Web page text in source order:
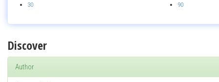
30
90
Discover
Author